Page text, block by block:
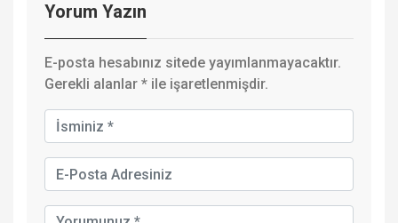
Yorum Yazın
E-posta hesabınız sitede yayımlanmayacaktır.
Gerekli alanlar * ile işaretlenmişdir.